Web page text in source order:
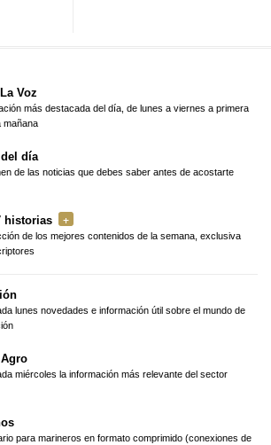
Voz
más destacada del día, de lunes a viernes a primera
mañana
día
de las noticias que debes saber antes de acostarte
historias
de los mejores contenidos de la semana, exclusiva
lunes novedades e información útil sobre el mundo de
miércoles la información más relevante del sector
para marineros en formato comprimido (conexiones de